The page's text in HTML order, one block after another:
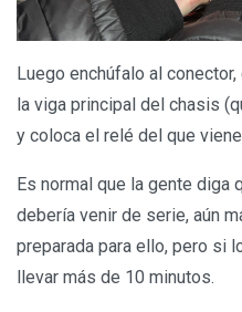
Luego enchúfalo al
la viga principal del chasis
y coloca el relé del que
Es normal que la gente diga
debería venir de serie, aún
preparada para ello, pero si
llevar más de 10 minutos.